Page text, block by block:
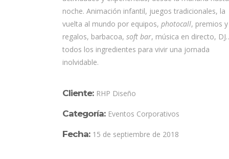
noche. Animación infantil, juegos tradicionales, la
vuelta al mundo por equipos, photocall, premios y
regalos, barbacoa, soft bar, música en directo,
todos los ingredientes para vivir una jornada
inolvidable.
Cliente: RHP Diseño
Categoría: Eventos Corporativos
Fecha: 15 de septiembre de 2018